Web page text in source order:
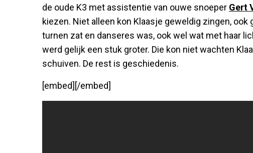
de oude K3 met assistentie van ouwe snoeper Gert
kiezen. Niet alleen kon Klaasje geweldig zingen, ook
turnen zat en danseres was, ook wel wat met haar
werd gelijk een stuk groter. Die kon niet wachten
schuiven. De rest is geschiedenis.
[embed][/embed]